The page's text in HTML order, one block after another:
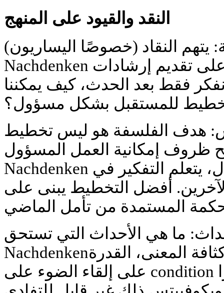
النقد والقيود على المنهج
يتهم النقاد (خصوصًا اليساريون)
Nachdenken بالتقليديات وعدم قدرته على تقديم إرشادات
فقط بعد الحدث، كيف يمكننا
للمستقبل بشكل مسؤول؟
هدف الفلسفة هو ليس تخطيط
ظروف إمكانية العمل المسؤول.
Nachdenken لا يمنع العمل، لكنه يعتدل، يتعلم التفكير في
الآخرين. أفضل التخطيط يبنى على
ما هي الأحداث التي تستحق
Nachdenken؟ يعتبر لوبكوفييتس المعيار كثافة المعنى، القدرة
على إلقاء الضوء على condition الإنساني. يضيف هذا عنصرًا